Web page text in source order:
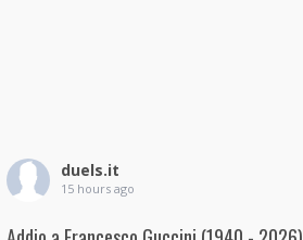
duels.it
15 hours ago